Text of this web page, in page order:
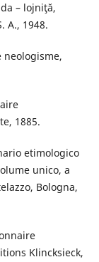
– lojniţă,
A., 1948.
neologisme,
1885.
etimologico
unico, a
Bologna,
Klincksieck,